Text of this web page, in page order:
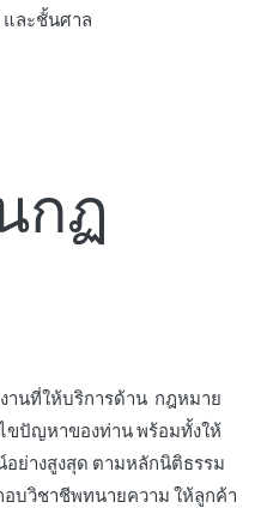
และชั้นศาล
กฏ
งานที่ให้บริการด้าน กฎหมาย
ขปัญหาของท่าน พร้อมทั้งให้
ย่างสูงสุด ตามหลักนิติธรรม
อบวิชาชีพทนายความ ให้ลูกค้า